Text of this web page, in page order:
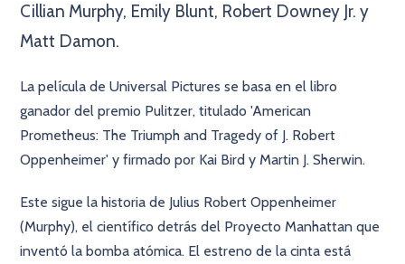
Cillian Murphy, Emily Blunt, Robert Downey Jr. y
Matt Damon.
La película de Universal Pictures se basa en el libro
ganador del premio Pulitzer, titulado 'American
Prometheus: The Triumph and Tragedy of J. Robert
Oppenheimer' y firmado por Kai Bird y Martin J. Sherwin.
Este sigue la historia de Julius Robert Oppenheimer
(Murphy), el científico detrás del Proyecto Manhattan que
inventó la bomba atómica. El estreno de la cinta está